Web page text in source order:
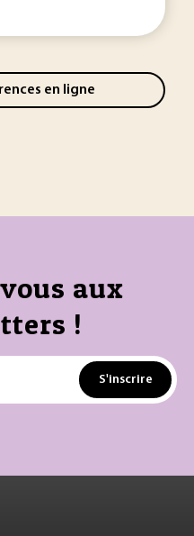
en ligne
aux
!
S'inscrire